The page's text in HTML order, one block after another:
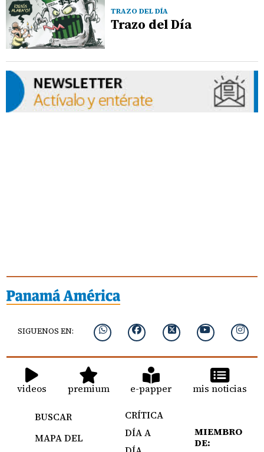
TRAZO DEL DÍA
Trazo del Día
SIGUENOS EN:
videos premium e-papper mis noticias
BUSCAR
MAPA DEL
CRÍTICA
DÍA A
MIEMBRO
DE: